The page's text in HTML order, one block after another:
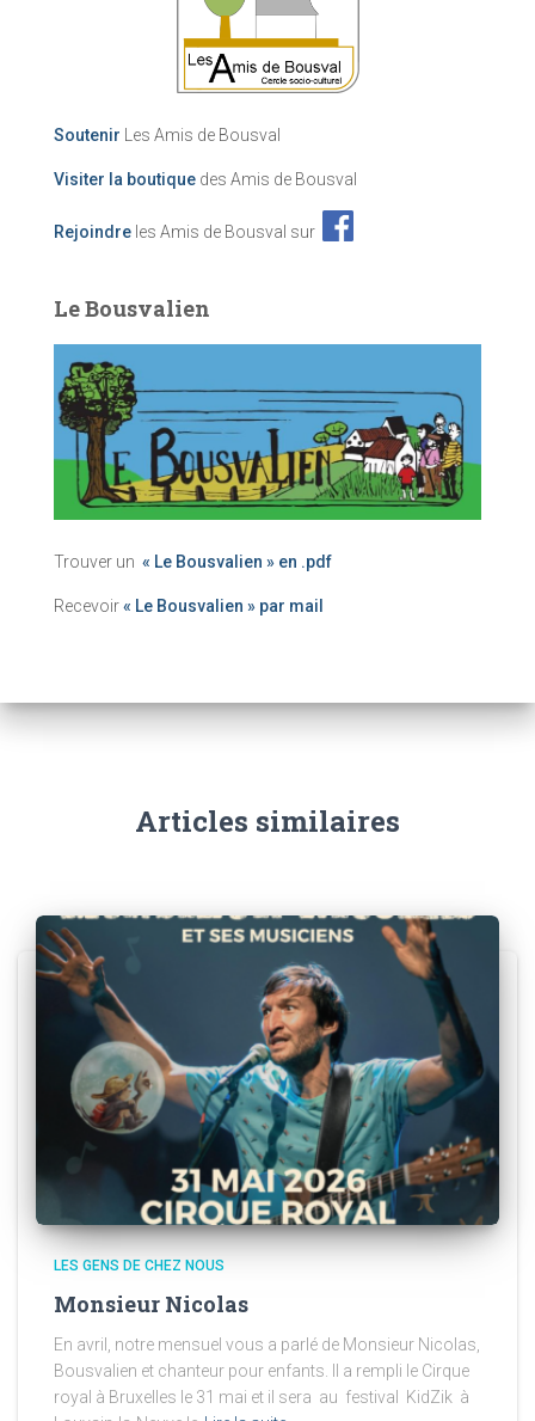
Soutenir Les Amis de Bousval
Visiter la boutique des Amis de Bousval
Rejoindre les Amis de Bousval sur
Le Bousvalien
Trouver un « Le Bousvalien » en .pdf
Recevoir« Le Bousvalien » par mail
Articles similaires
LES GENS DE CHEZ NOUS
Monsieur Nicolas
En avril, notre mensuel vous a parlé de Monsieur Nicolas,
Bousvalien et chanteur pour enfants. Il a rempli le Cirque
royal à Bruxelles le 31 mai et il sera au festival KidZik à